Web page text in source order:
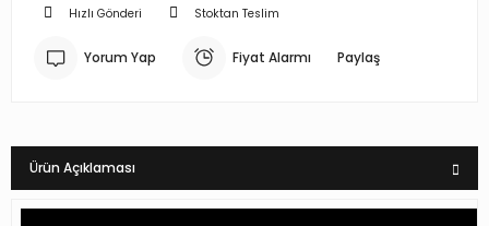
Hızlı Gönderi Stoktan Teslim
Yorum Yap Fiyat Alarmı Paylaş
Ürün Açıklaması